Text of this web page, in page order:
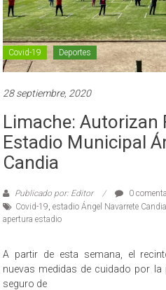
Covid-19 Deportes
28 septiembre, 2020
Limache: Autorizan
Estadio Municipal
Candia
Publicado por: Editor
0
Covid-19 ,estadio Ángel Navarrete Candia
apertura estadio
A partir de esta semana, el
nuevas medidas de cuidado por la
seguro de